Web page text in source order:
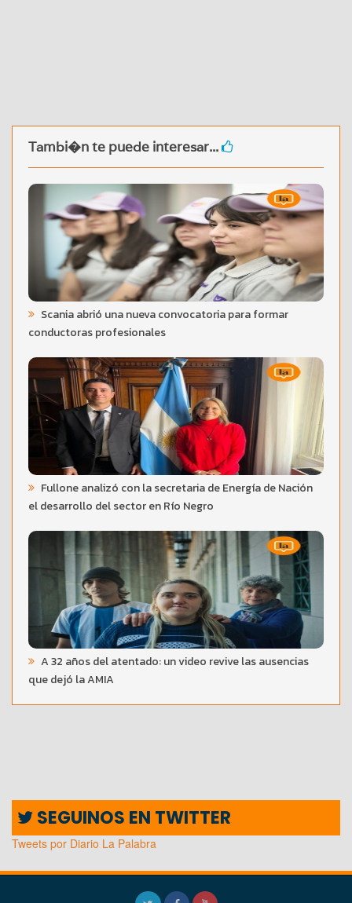
Tambi�n te puede interesar...
Scania abrió una nueva convocatoria para formar
conductoras profesionales
Fullone analizó con la secretaria de Energía de Nación
el desarrollo del sector en Río Negro
A 32 años del atentado: un video revive las ausencias
que dejó la AMIA
SEGUINOS EN TWITTER
Tweets por Diario La Palabra